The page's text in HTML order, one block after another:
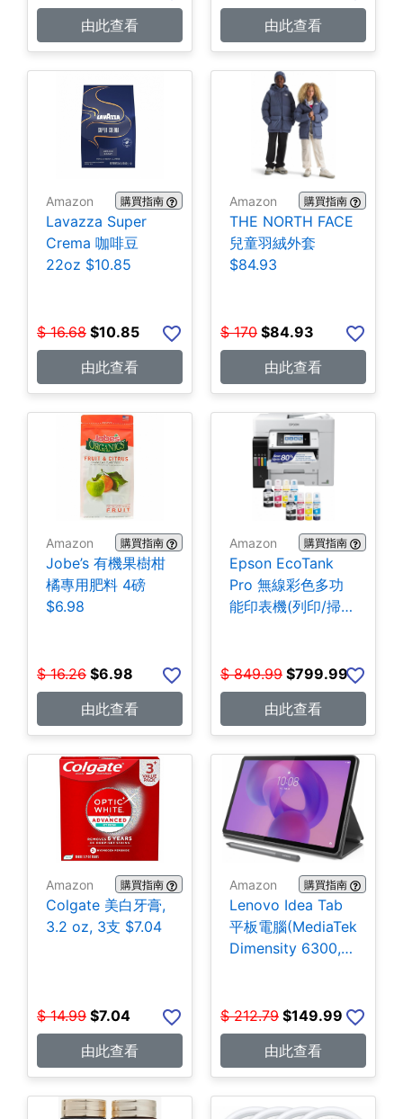
由此查看
由此查看
Amazon 購買指南
Lavazza Super
Crema 咖啡豆
22oz $10.85
$ 16.68 $10.85
由此查看
Amazon 購買指南
THE NORTH FACE
兒童羽絨外套
$84.93
$ 170 $84.93
由此查看
Amazon 購買指南
Jobe’s 有機果樹柑
橘專用肥料 4磅
$6.98
$ 16.26 $6.98
由此查看
Amazon 購買指南
Epson EcoTank
Pro 無線彩色多功
能印表機(列印/掃
$ 849.99 $799.99
由此查看
Amazon 購買指南
Colgate 美白牙膏,
3.2 oz, 3支 $7.04
$ 14.99 $7.04
由此查看
Amazon 購買指南
Lenovo Idea Tab
平板電腦(MediaTek
Dimensity 6300,
$ 212.79 $149.99
由此查看